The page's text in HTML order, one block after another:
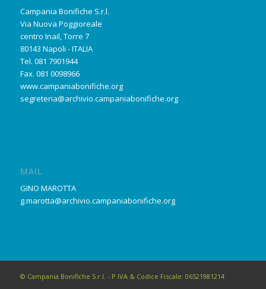
Campania Bonifiche S.r.l.
Via Nuova Poggioreale
centro Inail, Torre 7
80143 Napoli - ITALIA
Tel. 081 7901944
Fax. 081 0098966
www.campaniabonifiche.org
segreteria@archivio.campaniabonifiche.org
MAIL
GINO MAROTTA
g.marotta@archivio.campaniabonifiche.org
© Campania Bonifiche S.r.l. - P.IVA & Codice Fiscale: 06521981214